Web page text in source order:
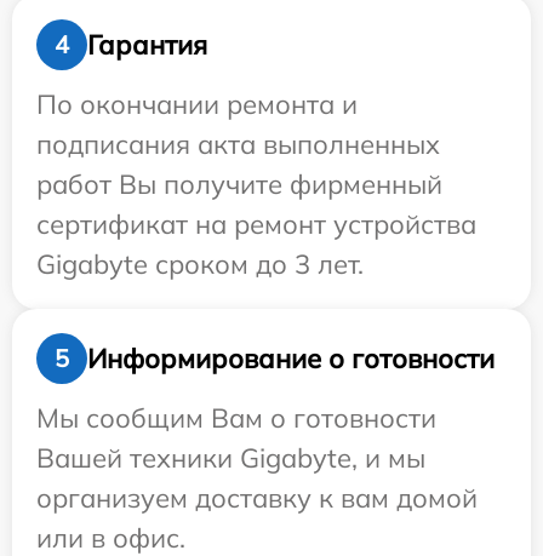
4
Гарантия
По окончании ремонта и
подписания акта выполненных
работ Вы получите фирменный
сертификат на ремонт устройства
Gigabyte сроком до 3 лет.
5
Информирование о готовности
Мы сообщим Вам о готовности
Вашей техники Gigabyte, и мы
организуем доставку к вам домой
или в офис.